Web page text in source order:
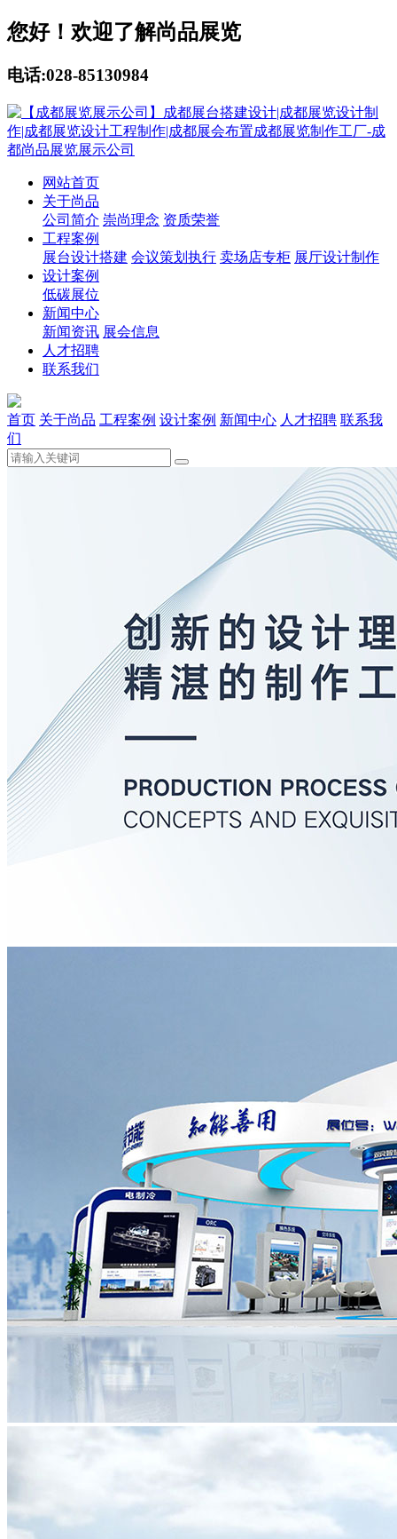
您好！欢迎了解尚品展览
电话:028-85130984
网站首页
关于尚品
公司简介 崇尚理念 资质荣誉
工程案例
展台设计搭建 会议策划执行 卖场店专柜 展厅设计制作
设计案例
低碳展位
新闻中心
新闻资讯 展会信息
人才招聘
联系我们
首页 关于尚品 工程案例 设计案例 新闻中心 人才招聘 联系我
们